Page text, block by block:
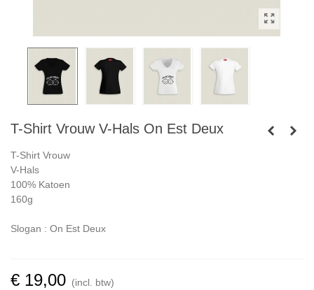
T-Shirt Vrouw V-Hals On Est Deux
T-Shirt Vrouw
V-Hals
100% Katoen
160g
Slogan : On Est Deux
€ 19,00 (incl. btw)